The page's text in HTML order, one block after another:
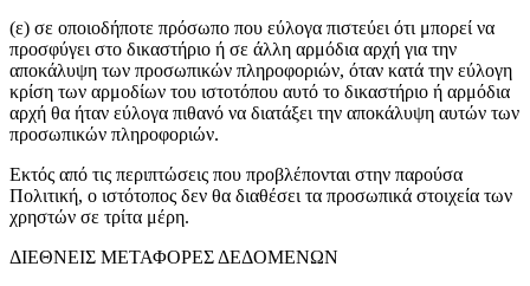
(ε) σε οποιοδήποτε πρόσωπο που εύλογα πιστεύει ότι μπορεί να
προσφύγει στο δικαστήριο ή σε άλλη αρμόδια αρχή για την
αποκάλυψη των προσωπικών πληροφοριών, όταν κατά την εύλογη
κρίση των αρμοδίων του ιστοτόπου αυτό το δικαστήριο ή αρμόδια
αρχή θα ήταν εύλογα πιθανό να διατάξει την αποκάλυψη αυτών των
προσωπικών πληροφοριών.
Εκτός από τις περιπτώσεις που προβλέπονται στην παρούσα
Πολιτική, ο ιστότοπος δεν θα διαθέσει τα προσωπικά στοιχεία των
χρηστών σε τρίτα μέρη.
ΔΙΕΘΝΕΙΣ ΜΕΤΑΦΟΡΕΣ ΔΕΔΟΜΕΝΩΝ